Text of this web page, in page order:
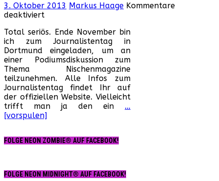
3. Oktober 2013 Markus Haage Kommentare
deaktiviert
Zombie-
Magazin
auf
dem
Journalisten-
Tag
NRW
2013
Total seriös. Ende November bin
ich zum Journalistentag in
Dortmund eingeladen, um an
einer Podiumsdiskussion zum
Thema Nischenmagazine
teilzunehmen. Alle Infos zum
Journalistentag findet Ihr auf
der offiziellen Website. Vielleicht
trifft man ja den ein …
[vorspulen]
FOLGE NEON ZOMBIE® AUF FACEBOOK!
FOLGE NEON MIDNIGHT® AUF FACEBOOK!